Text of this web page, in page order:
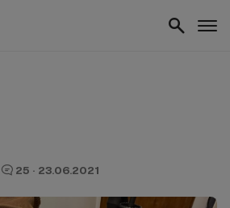
25 · 23.06.2021